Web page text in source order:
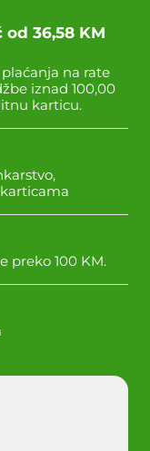
od 36,58 KM
na rate
iznad 100,00
karticu.
preko 100 KM.